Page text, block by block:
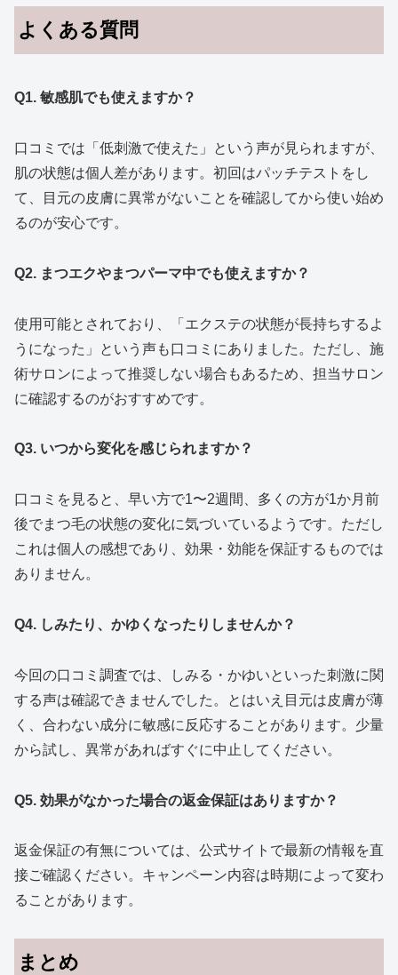
よくある質問
Q1. 敏感肌でも使えますか？
口コミでは「低刺激で使えた」という声が見られますが、
肌の状態は個人差があります。初回はパッチテストをし
て、目元の皮膚に異常がないことを確認してから使い始め
るのが安心です。
Q2. まつエクやまつパーマ中でも使えますか？
使用可能とされており、「エクステの状態が長持ちするよ
うになった」という声も口コミにありました。ただし、施
術サロンによって推奨しない場合もあるため、担当サロン
に確認するのがおすすめです。
Q3. いつから変化を感じられますか？
口コミを見ると、早い方で1〜2週間、多くの方が1か月前
後でまつ毛の状態の変化に気づいているようです。ただし
これは個人の感想であり、効果・効能を保証するものでは
ありません。
Q4. しみたり、かゆくなったりしませんか？
今回の口コミ調査では、しみる・かゆいといった刺激に関
する声は確認できませんでした。とはいえ目元は皮膚が薄
く、合わない成分に敏感に反応することがあります。少量
から試し、異常があればすぐに中止してください。
Q5. 効果がなかった場合の返金保証はありますか？
返金保証の有無については、公式サイトで最新の情報を直
接ご確認ください。キャンペーン内容は時期によって変わ
ることがあります。
まとめ